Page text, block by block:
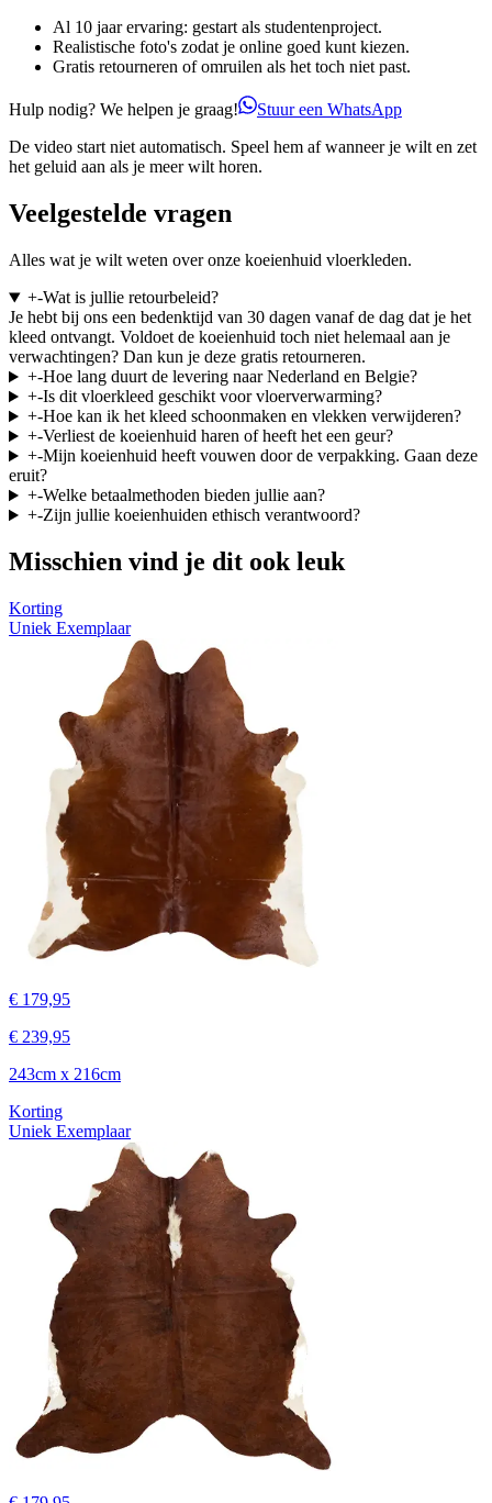
Al 10 jaar ervaring: gestart als studentenproject.
Realistische foto's zodat je online goed kunt kiezen.
Gratis retourneren of omruilen als het toch niet past.
Hulp nodig? We helpen je graag!
Stuur een WhatsApp
De video start niet automatisch. Speel hem af wanneer je wilt en zet
het geluid aan als je meer wilt horen.
Veelgestelde vragen
Alles wat je wilt weten over onze koeienhuid vloerkleden.
+-Wat is jullie retourbeleid?
Je hebt bij ons een bedenktijd van 30 dagen vanaf de dag dat je het
kleed ontvangt. Voldoet de koeienhuid toch niet helemaal aan je
verwachtingen? Dan kun je deze gratis retourneren.
+-Hoe lang duurt de levering naar Nederland en Belgie?
+-Is dit vloerkleed geschikt voor vloerverwarming?
+-Hoe kan ik het kleed schoonmaken en vlekken verwijderen?
+-Verliest de koeienhuid haren of heeft het een geur?
+-Mijn koeienhuid heeft vouwen door de verpakking. Gaan deze
eruit?
+-Welke betaalmethoden bieden jullie aan?
+-Zijn jullie koeienhuiden ethisch verantwoord?
Misschien vind je dit ook leuk
Korting
Uniek Exemplaar
€ 179,95
€ 239,95
243cm x 216cm
Korting
Uniek Exemplaar